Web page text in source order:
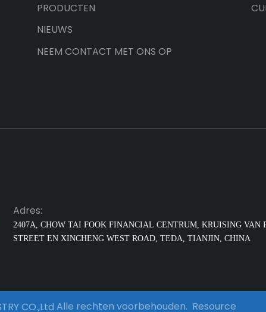
PRODUCTEN
NIEUWS
NEEM CONTACT MET ONS OP
Adres:
2407A, CHOW TAI FOOK FINANCIAL CENTRUM, KRUISING VAN
STREET EN XINCHENG WEST ROAD, TEDA, TIANJIN, CHINA
CO.,Ltd Alle rechten voorbehouden. Resource